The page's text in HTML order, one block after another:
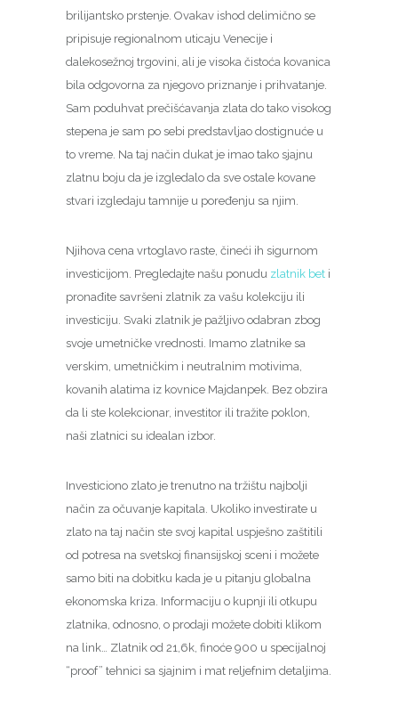
brilijantsko prstenje. Ovakav ishod delimično se
pripisuje regionalnom uticaju Venecije i
dalekosežnoj trgovini, ali je visoka čistoća kovanica
bila odgovorna za njegovo priznanje i prihvatanje.
Sam poduhvat prečišćavanja zlata do tako visokog
stepena je sam po sebi predstavljao dostignuće u
to vreme. Na taj način dukat je imao tako sjajnu
zlatnu boju da je izgledalo da sve ostale kovane
stvari izgledaju tamnije u poređenju sa njim.
Njihova cena vrtoglavo raste, čineći ih sigurnom
investicijom. Pregledajte našu ponudu zlatnik bet i
pronađite savršeni zlatnik za vašu kolekciju ili
investiciju. Svaki zlatnik je pažljivo odabran zbog
svoje umetničke vrednosti. Imamo zlatnike sa
verskim, umetničkim i neutralnim motivima,
kovanih alatima iz kovnice Majdanpek. Bez obzira
da li ste kolekcionar, investitor ili tražite poklon,
naši zlatnici su idealan izbor.
Investiciono zlato je trenutno na tržištu najbolji
način za očuvanje kapitala. Ukoliko investirate u
zlato na taj način ste svoj kapital uspješno zaštitili
od potresa na svetskoj finansijskoj sceni i možete
samo biti na dobitku kada je u pitanju globalna
ekonomska kriza. Informaciju o kupnji ili otkupu
zlatnika, odnosno, o prodaji možete dobiti klikom
na link… Zlatnik od 21,6k, finoće 900 u specijalnoj
“proof” tehnici sa sjajnim i mat reljefnim detaljima.